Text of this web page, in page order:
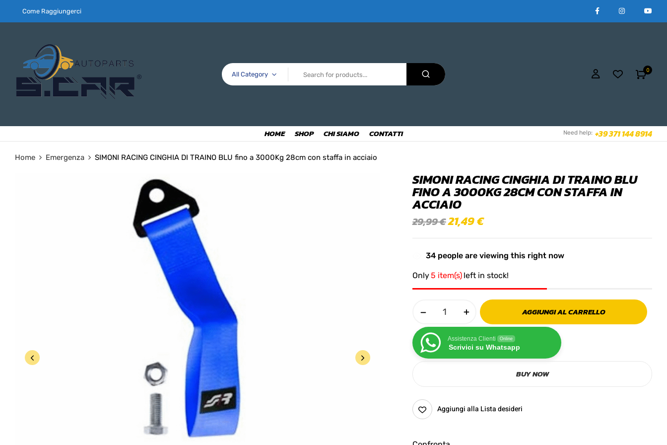
Come Raggiungerci
All Category
0
HOME SHOP CHI SIAMO CONTATTI Need help: +39 371 144 8914
Home Emergenza SIMONI RACING CINGHIA DI TRAINO BLU fino a 3000Kg 28cm con staffa in acciaio
SIMONI RACING CINGHIA DI TRAINO BLU
FINO A 3000KG 28CM CON STAFFA IN
ACCIAIO
29,99€21,49€
34 people are viewing this right now
Only5 item(s) left in stock!
AGGIUNGI AL CARRELLO
Assistenza Clienti Online
Scrivici su Whatsapp
BUY NOW
Aggiungi alla Lista desideri